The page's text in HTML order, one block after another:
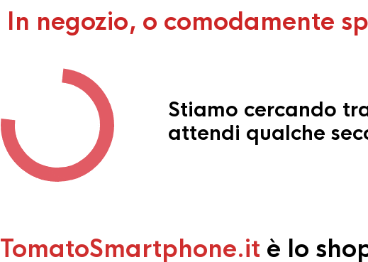
In negozio, o comodamente
Stiamo cercando
attendi qualche
TomatoSmartphone.it è lo